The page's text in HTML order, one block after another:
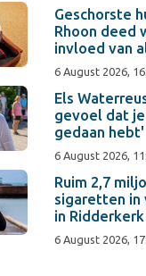
Geschorste
Rhoon deed
invloed van
6 August 2026,
Els
gevoel dat
gedaan hebt'
6 August 2026,
Ruim 2,7
sigaretten in
in Ridderkerk
6 August 2026,